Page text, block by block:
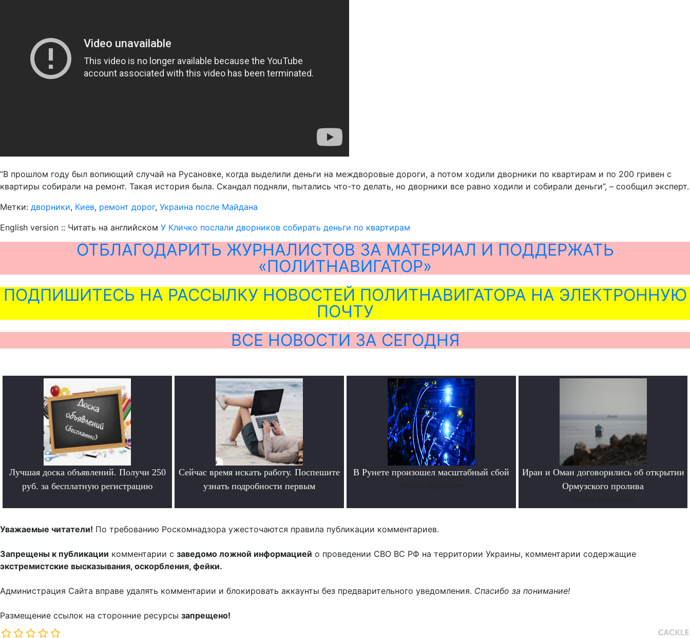
“В прошлом году был вопиющий случай на Русановке, когда выделили деньги на междворовые дороги, а потом ходили дворники по квартирам и по 200 гривен с
квартиры собирали на ремонт. Такая история была. Скандал подняли, пытались что-то делать, но дворники все равно ходили и собирали деньги”, – сообщил эксперт.
Метки: дворники, Киев, ремонт дорог, Украина после Майдана
English version :: Читать на английском У Кличко послали дворников собирать деньги по квартирам
ОТБЛАГОДАРИТЬ ЖУРНАЛИСТОВ ЗА МАТЕРИАЛ И ПОДДЕРЖАТЬ
«ПОЛИТНАВИГАТОР»
ПОДПИШИТЕСЬ НА РАССЫЛКУ НОВОСТЕЙ ПОЛИТНАВИГАТОРА НА ЭЛЕКТРОННУЮ
ПОЧТУ
ВСЕ НОВОСТИ ЗА СЕГОДНЯ
Лучшая доска объявлений. Получи 250
руб. за бесплатную регистрацию
Сейчас время искать работу. Поспешите
узнать подробности первым
В Рунете произошел масштабный сбой
Иран и Оман договорились об открытии
Ормузского пролива
Уважаемые читатели! По требованию Роскомнадзора ужесточаются правила публикации комментариев.
Запрещены к публикации комментарии с заведомо ложной информацией о проведении СВО ВС РФ на территории Украины, комментарии содержащие
экстремистские высказывания, оскорбления, фейки.
Администрация Сайта вправе удалять комментарии и блокировать аккаунты без предварительного уведомления. Спасибо за понимание!
Размещение ссылок на сторонние ресурсы запрещено!